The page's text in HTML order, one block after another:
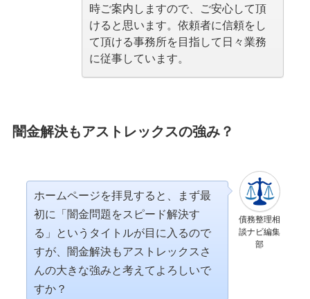
時ご案内しますので、ご安心して頂
けると思います。依頼者に信頼をし
て頂ける事務所を目指して日々業務
に従事しています。
闇金解決もアストレックスの強み？
債務整理相
談ナビ編集
部
ホームページを拝見すると、まず最
初に「闇金問題をスピード解決す
る」というタイトルが目に入るので
すが、闇金解決もアストレックスさ
んの大きな強みと考えてよろしいで
すか？